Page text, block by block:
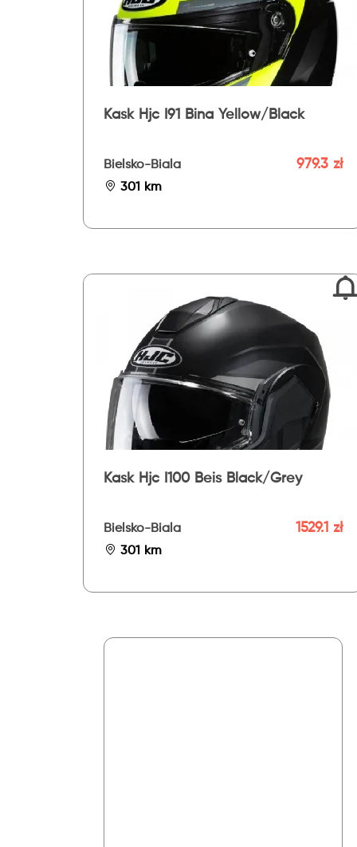
Kask Hjc I91 Bina Yellow/Black
Bielsko-Biala
301 km
979.3 zł
Kask Hjc I100 Beis Black/Grey
Bielsko-Biala
301 km
1529.1 zł